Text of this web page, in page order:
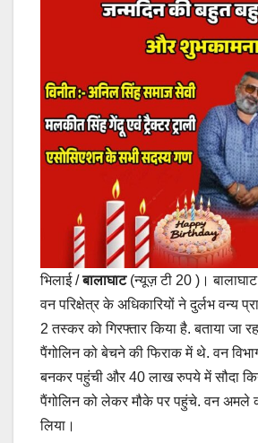
भिलाई /बालाघाट(न्यूज़ टी 20 )।
वन परिक्षेत्र के अधिकारियों ने दुर्लभ वन्य
2 तस्कर को गिरफ्तार किया है. बताया जा
पैंगोलिन को बेचने की फिराक में थे. वन
बनकर पहुंची और 40 लाख रुपये में सौदा
पैंगोलिन को लेकर मौके पर पहुंचे. वन अमले
लिया।